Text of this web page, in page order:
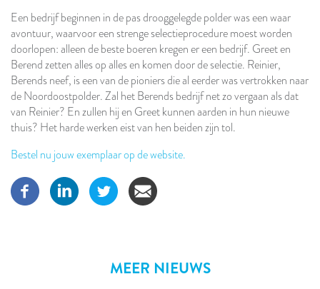
Een bedrijf beginnen in de pas drooggelegde polder was een waar
avontuur, waarvoor een strenge selectieprocedure moest worden
doorlopen: alleen de beste boeren kregen er een bedrijf. Greet en
Berend zetten alles op alles en komen door de selectie. Reinier,
Berends neef, is een van de pioniers die al eerder was vertrokken naar
de Noordoostpolder. Zal het Berends bedrijf net zo vergaan als dat
van Reinier? En zullen hij en Greet kunnen aarden in hun nieuwe
thuis? Het harde werken eist van hen beiden zijn tol.
Bestel nu jouw exemplaar op de website.
MEER NIEUWS